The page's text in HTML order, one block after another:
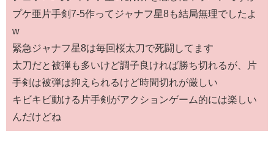
プケ亜片手剣7-5作ってジャナフ星8も結局無理でしたよ
w
緊急ジャナフ星8は毎回桜太刀で死闘してます
太刀だと被弾も多いけど調子良ければ勝ち切れるが、片
手剣は被弾は抑えられるけど時間切れが厳しい
キビキビ動ける片手剣がアクションゲーム的には楽しい
んだけどね